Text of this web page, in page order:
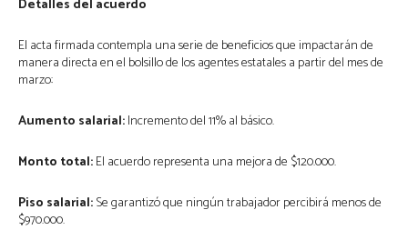
Detalles del acuerdo
El acta firmada contempla una serie de beneficios que impactarán de
manera directa en el bolsillo de los agentes estatales a partir del mes de
marzo:
Aumento salarial:Incremento del 11% al básico.
Monto total:El acuerdo representa una mejora de $120.000.
Piso salarial:Se garantizó que ningún trabajador percibirá menos de
$970.000.